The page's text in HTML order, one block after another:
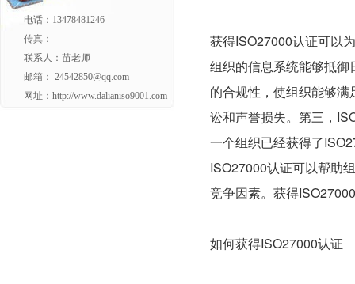
电话：13478481246
传真：
联系人：苗老师
邮箱： 24542850@qq.com
网址：http://www.dalianiso9001.com
获得ISO27000认证可以
组织的信息系统能够抵
的合规性，使组织能够
讼和声誉损失。第三，
一个组织已经获得了
ISO27000认证可以帮助
竞争因素。获得
如何获得ISO27000认证